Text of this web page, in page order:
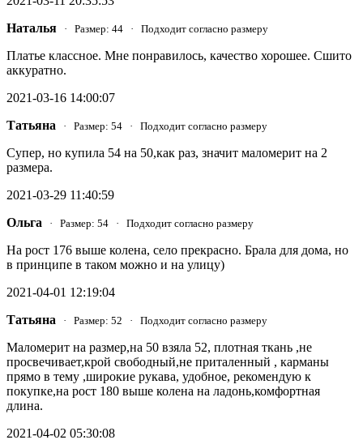
Наталья · Размер: 44 · Подходит согласно размеру
Платье классное. Мне понравилось, качество хорошее. Сшито
аккуратно.
2021-03-16 14:00:07
Татьяна · Размер: 54 · Подходит согласно размеру
Супер, но купила 54 на 50,как раз, значит маломерит на 2
размера.
2021-03-29 11:40:59
Ольга · Размер: 54 · Подходит согласно размеру
На рост 176 выше колена, село прекрасно. Брала для дома, но
в принципе в таком можно и на улицу)
2021-04-01 12:19:04
Татьяна · Размер: 52 · Подходит согласно размеру
Маломерит на размер,на 50 взяла 52, плотная ткань ,не
просвечивает,крой свободный,не приталенный , карманы
прямо в тему ,широкие рукава, удобное, рекомендую к
покупке,на рост 180 выше колена на ладонь,комфортная
длина.
2021-04-02 05:30:08